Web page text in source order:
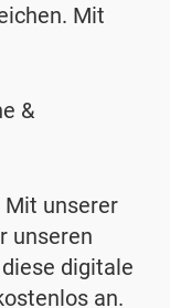
Mit
&
unserer
unseren
digitale
an.